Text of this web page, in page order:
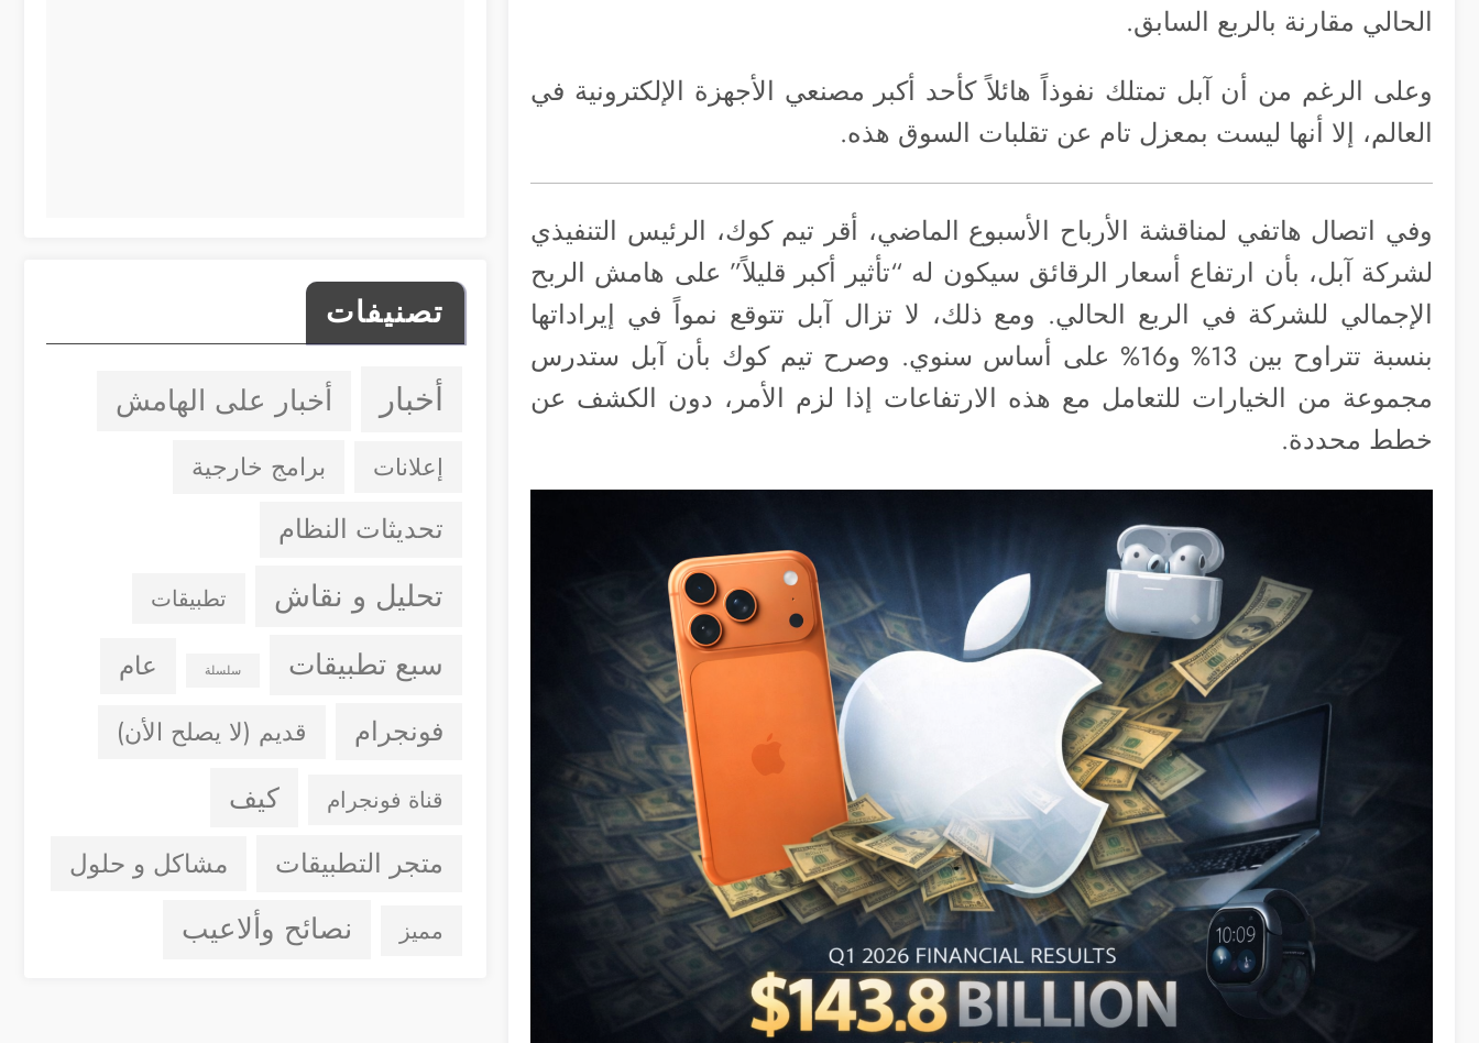
الحالي مقارنة بالربع السابق.
وعلى الرغم من أن آبل تمتلك نفوذاً هائلاً كأحد أكبر مصنعي الأجهزة الإلكترونية في
العالم، إلا أنها ليست بمعزل تام عن تقلبات السوق هذه.
وفي اتصال هاتفي لمناقشة الأرباح الأسبوع الماضي، أقر تيم كوك، الرئيس التنفيذي
لشركة آبل، بأن ارتفاع أسعار الرقائق سيكون له “تأثير أكبر قليلاً” على هامش الربح
الإجمالي للشركة في الربع الحالي. ومع ذلك، لا تزال آبل تتوقع نمواً في إيراداتها
بنسبة تتراوح بين 13% و16% على أساس سنوي. وصرح تيم كوك بأن آبل ستدرس
مجموعة من الخيارات للتعامل مع هذه الارتفاعات إذا لزم الأمر، دون الكشف عن
خطط محددة.
تصنيفات
أخبار أخبار على الهامش
إعلانات برامج خارجية
تحديثات النظام
تحليل و نقاش تطبيقات
سبع تطبيقات سلسلة عام
فونجرام قديم (لا يصلح الأن)
قناة فونجرام كيف
متجر التطبيقات مشاكل و حلول
مميز نصائح وألاعيب